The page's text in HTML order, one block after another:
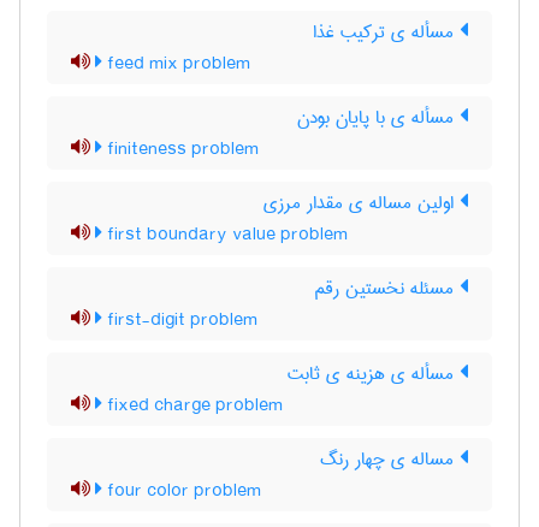
مسأله ی ترکیب غذا
feed mix problem
مسأله ی با پایان بودن
finiteness problem
اولین مساله ی مقدار مرزی
first boundary value problem
مسئله نخستین رقم
first-digit problem
مسأله ی هزینه ی ثابت
fixed charge problem
مساله ی چهار رنگ
four color problem